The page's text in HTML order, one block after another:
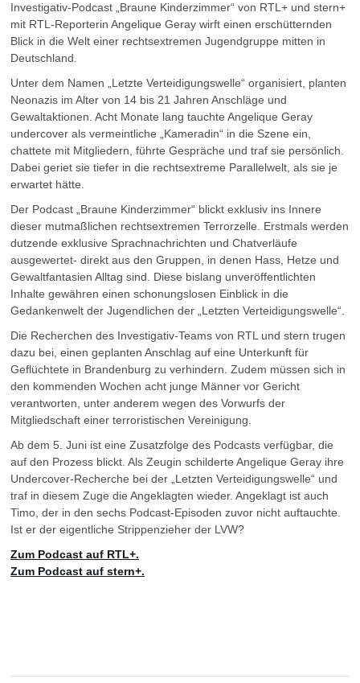
Investigativ-Podcast „Braune Kinderzimmer“ von RTL+ und stern+
mit RTL-Reporterin Angelique Geray wirft einen erschütternden
Blick in die Welt einer rechtsextremen Jugendgruppe mitten in
Deutschland.
Unter dem Namen „Letzte Verteidigungswelle“ organisiert, planten
Neonazis im Alter von 14 bis 21 Jahren Anschläge und
Gewaltaktionen. Acht Monate lang tauchte Angelique Geray
undercover als vermeintliche „Kameradin“ in die Szene ein,
chattete mit Mitgliedern, führte Gespräche und traf sie persönlich.
Dabei geriet sie tiefer in die rechtsextreme Parallelwelt, als sie je
erwartet hätte.
Der Podcast „Braune Kinderzimmer“ blickt exklusiv ins Innere
dieser mutmaßlichen rechtsextremen Terrorzelle. Erstmals werden
dutzende exklusive Sprachnachrichten und Chatverläufe
ausgewertet- direkt aus den Gruppen, in denen Hass, Hetze und
Gewaltfantasien Alltag sind. Diese bislang unveröffentlichten
Inhalte gewähren einen schonungslosen Einblick in die
Gedankenwelt der Jugendlichen der „Letzten Verteidigungswelle“.
Die Recherchen des Investigativ-Teams von RTL und stern trugen
dazu bei, einen geplanten Anschlag auf eine Unterkunft für
Geflüchtete in Brandenburg zu verhindern. Zudem müssen sich in
den kommenden Wochen acht junge Männer vor Gericht
verantworten, unter anderem wegen des Vorwurfs der
Mitgliedschaft einer terroristischen Vereinigung.
Ab dem 5. Juni ist eine Zusatzfolge des Podcasts verfügbar, die
auf den Prozess blickt. Als Zeugin schilderte Angelique Geray ihre
Undercover-Recherche bei der „Letzten Verteidigungswelle“ und
traf in diesem Zuge die Angeklagten wieder. Angeklagt ist auch
Timo, der in den sechs Podcast-Episoden zuvor nicht auftauchte.
Ist er der eigentliche Strippenzieher der LVW?
Zum Podcast auf RTL+.
Zum Podcast auf stern+.